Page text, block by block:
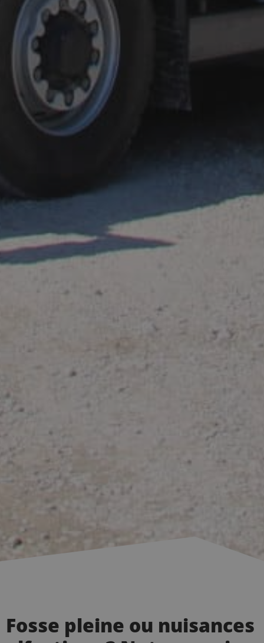
Fosse pleine ou nuisances